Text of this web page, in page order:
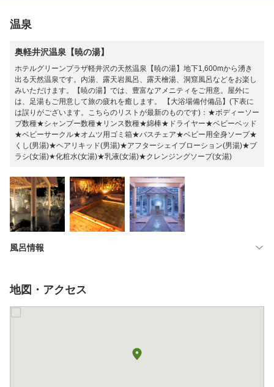
温泉
奥軽井沢温泉【暁の湯】
ホテルグリーンプラザ軽井沢の天然温泉【暁の湯】地下1,600mから湧き
出る天然温泉です。内湯、露天岩風呂、露天檜湯、洞窟風呂などをお楽し
みいただけます。【暁の湯】では、豊富なアメニティをご用意。屋外に
は、足湯もご用意して旅の疲れを癒します。 【大浴場備付備品】(下表に
は誤りがございます。こちらのリストが最新のものです)：★ボディーソー
プ数種★シャンプー数種★リンス数種★綿棒★ドライヤー★ベビーベッド
★ベビーサークル★オムツ用ゴミ箱★バスチェア★ベビー用全身ソープ★
くし(男湯)★ヘアリキッド(男湯)★アフターシェイブローション(男湯)★ブ
ラシ(女湯)★化粧水(女湯)★乳液(女湯)★クレンジングソープ(女湯)
風呂情報
地図・アクセス